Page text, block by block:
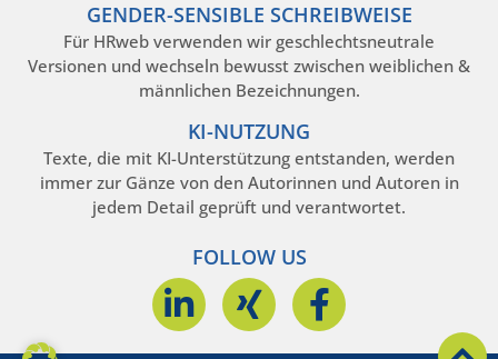
GENDER-SENSIBLE SCHREIBWEISE
Für HRweb verwenden wir geschlechtsneutrale
Versionen und wechseln bewusst zwischen weiblichen &
männlichen Bezeichnungen.
KI-NUTZUNG
Texte, die mit KI-Unterstützung entstanden, werden
immer zur Gänze von den Autorinnen und Autoren in
jedem Detail geprüft und verantwortet.
FOLLOW US